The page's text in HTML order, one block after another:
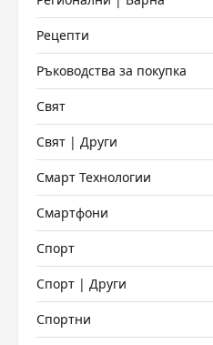
Рецепти
Ръководства за покупка
Свят
Свят | Други
Смарт Технологии
Смартфони
Спорт
Спорт | Други
Спортни